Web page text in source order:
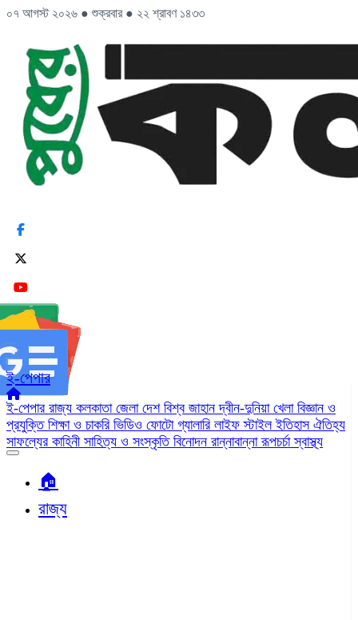
০৭ আগস্ট ২০২৬ ● শুক্রবার ● ২২ শ্রাবণ ১৪৩৩
ই-পেপার
ই-পেপার রাজ্য কলকাতা জেলা দেশ বিশ্ব জাহানদ্বীন-দুনিয়া খেলা বিজ্ঞান ও
প্রযুক্তি শিক্ষা ও চাকরি ভিডিও ফোটো গ্যালারি লাইফ স্টাইলইতিহাস ঐতিহ্য
সাফল্যের কাহিনী সাহিত্য ও সংস্কৃতি বিনোদন রান্নাবান্নারূপচর্চাস্বাস্থ্য
🏠︎
রাজ্য